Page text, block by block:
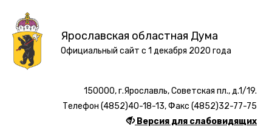
Ярославская областная Дума
Официальный сайт с 1 декабря 2020 года
150000, г.Ярославль, Советская пл., д.1/19.
Телефон (4852)40-18-13, Факс (4852)32-77-75
Версия для слабовидящих